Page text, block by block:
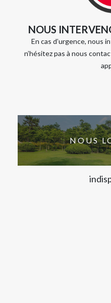
NOUS
En cas d’urgence, nous
n’hésitez pas à nous
NOUS